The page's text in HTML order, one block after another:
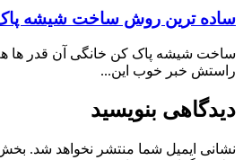
ساده ترین روش ساخت شیشه
ساخت شیشه پاک کن خانگی آن قدر ها
راستش خبر خوب این...
دیدگاهی بنویسید
نشانی ایمیل شما منتشر نخواهد شد.